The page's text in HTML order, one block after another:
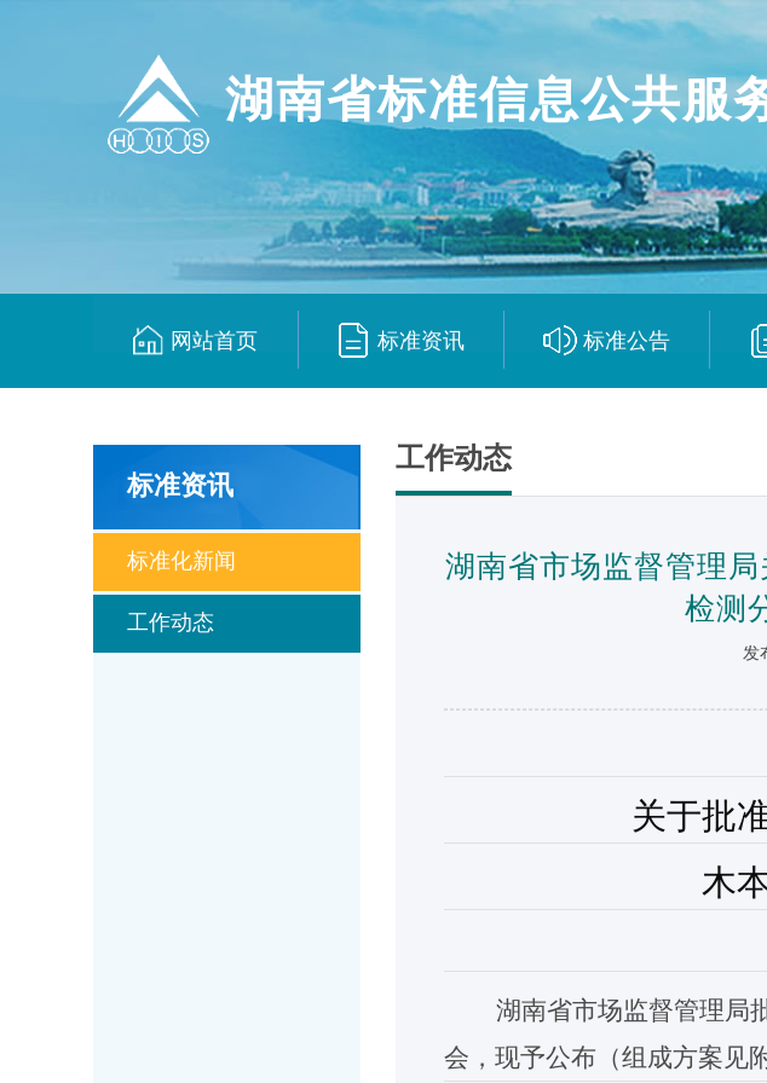
湖南省标准信息公共服
网站首页 标准资讯 标准公告
标准资讯
标准化新闻
工作动态
工作动态
湖南省市场监督管理
检测
发
关于批
木
湖南省市场监督管理局
会 ，现予公布（组成方案见